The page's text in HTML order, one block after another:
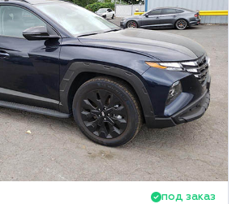
под заказ